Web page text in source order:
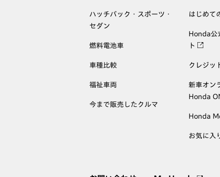
ハッチバック・スポーツ・
セダン
燃料電池車
車種比較
福祉車両
今まで販売したクルマ
はじめて
Honda公
ト
クレジッ
新車オン
Honda
Honda
お気に入